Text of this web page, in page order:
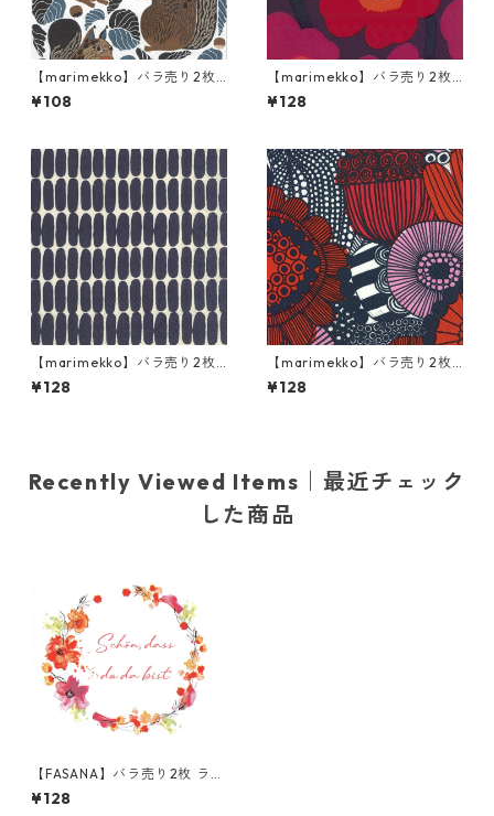
【marimekko】バラ売り2枚
カクテルサイズ ペーパーナプ
キン KURRE ブラウンxブラッ
¥108
【marimekko】バラ売り2枚
ランチサイズ ペーパーナプキ
ン UNIKKO モーブ
¥128
【marimekko】バラ売り2枚
ランチサイズ ペーパーナプキ
ン ALKU リネンxブラック
¥128
【marimekko】バラ売り2枚
ランチサイズ ペーパーナプキ
ン SIIRTOLAPUUTARHA ブル
¥128
Recently Viewed Items｜最近チェック
した商品
【FASANA】バラ売り2枚 ラン
チサイズ ペーパーナプキン W
reath Schon, dass ホワイト
¥128